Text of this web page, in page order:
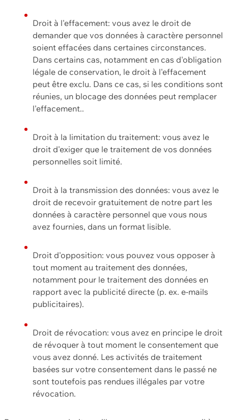
Droit à l'effacement: vous avez le droit de
demander que vos données à caractère personnel
soient effacées dans certaines circonstances.
Dans certains cas, notamment en cas d'obligation
légale de conservation, le droit à l'effacement
peut être exclu. Dans ce cas, si les conditions sont
réunies, un blocage des données peut remplacer
l'effacement..
Droit à la limitation du traitement: vous avez le
droit d'exiger que le traitement de vos données
personnelles soit limité.
Droit à la transmission des données: vous avez le
droit de recevoir gratuitement de notre part les
données à caractère personnel que vous nous
avez fournies, dans un format lisible.
Droit d'opposition: vous pouvez vous opposer à
tout moment au traitement des données,
notamment pour le traitement des données en
rapport avec la publicité directe (p. ex. e-mails
publicitaires).
Droit de révocation: vous avez en principe le droit
de révoquer à tout moment le consentement que
vous avez donné. Les activités de traitement
basées sur votre consentement dans le passé ne
sont toutefois pas rendues illégales par votre
révocation.